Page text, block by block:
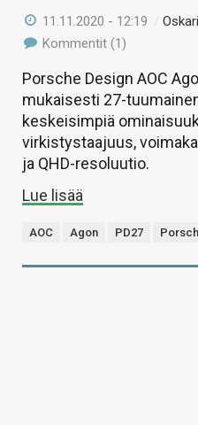
11.11.2020 - 12:19 /
Kommentit (1)
Porsche Design AOC
mukaisesti 27-
keskeisimpiä
virkistystaajuus,
ja QHD-resoluutio.
Lue lisää
AOC Agon PD27